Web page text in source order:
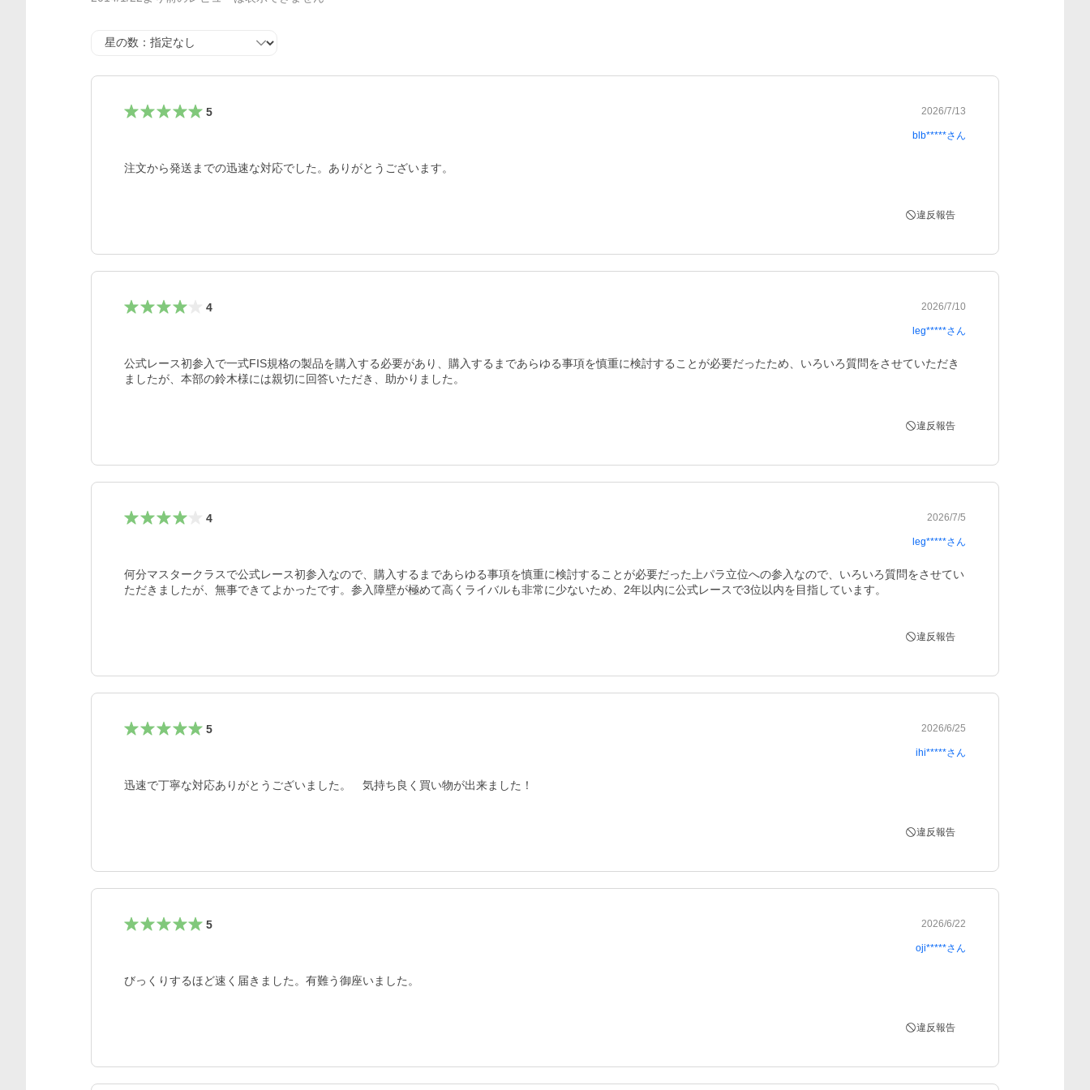
星の数
5 2026/7/13
blb*****さん
注文から発送までの迅速な対応でした。ありがとうございます。
違反報告
4 2026/7/10
leg*****さん
公式レース初参入で一式FIS規格の製品を購入する必要があり、購入するまであらゆる事項を慎重に検討することが必要だったため、いろいろ質問をさせていただき
ましたが、本部の鈴木様には親切に回答いただき、助かりました。
違反報告
4 2026/7/5
leg*****さん
何分マスタークラスで公式レース初参入なので、購入するまであらゆる事項を慎重に検討することが必要だった上パラ立位への参入なので、いろいろ質問をさせてい
ただきましたが、無事できてよかったです。参入障壁が極めて高くライバルも非常に少ないため、2年以内に公式レースで3位以内を目指しています。
違反報告
5 2026/6/25
ihi*****さん
迅速で丁寧な対応ありがとうございました。　気持ち良く買い物が出来ました！
違反報告
5 2026/6/22
oji*****さん
びっくりするほど速く届きました。有難う御座いました。
違反報告